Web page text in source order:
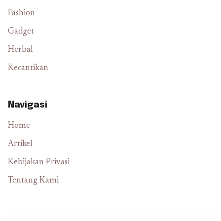
Fashion
Gadget
Herbal
Kecantikan
Navigasi
Home
Artikel
Kebijakan Privasi
Tentang Kami